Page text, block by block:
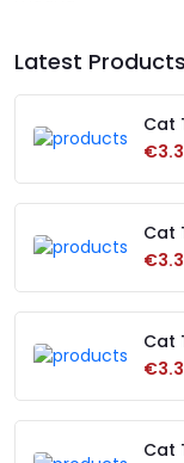
Latest Products
Cat
€3.3
Cat
€3.3
Cat
€3.3
Cat